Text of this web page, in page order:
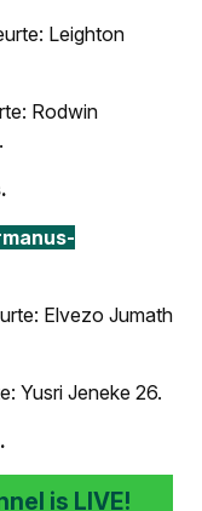
Leighton
Rodwin
Elvezo Jumath
Yusri Jeneke 26.
is LIVE!